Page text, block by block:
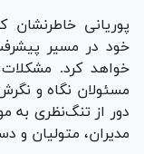
پوریانی خاطرنشان
خود در مسیر
خواهد کرد.
مسئولان نگاه و
دور از تنگ‌نظری به
مدیران، متولیان و